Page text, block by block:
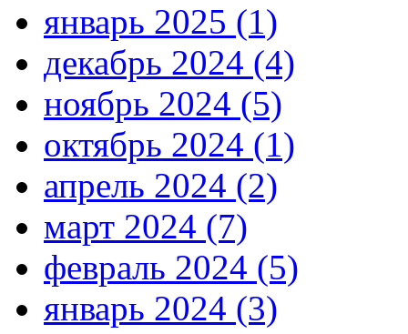
январь 2025 (1)
декабрь 2024 (4)
ноябрь 2024 (5)
октябрь 2024 (1)
апрель 2024 (2)
март 2024 (7)
февраль 2024 (5)
январь 2024 (3)